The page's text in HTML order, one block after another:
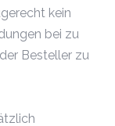
kein
bei zu
Besteller zu